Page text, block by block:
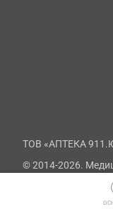
ТОВ «АПТЕКА
© 2014-2026.